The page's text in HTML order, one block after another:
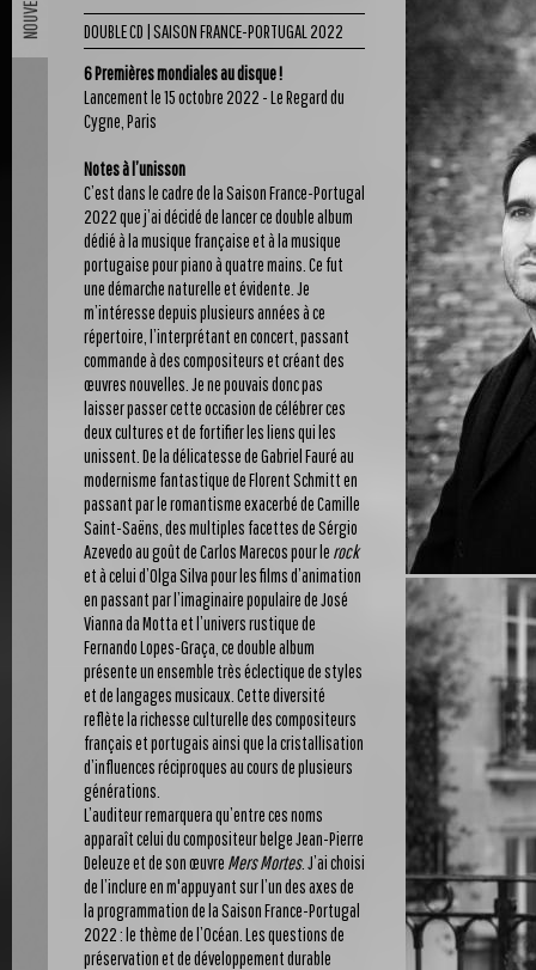
DOUBLE CD | SAISON FRANCE-PORTUGAL 2022
6 Premières mondiales au disque !
Lancement le 15 octobre 2022 - Le Regard du
Cygne, Paris
Notes à l’unisson
C’est dans le cadre de la Saison France-Portugal
2022 que j’ai décidé de lancer ce double album
dédié à la musique française et à la musique
portugaise pour piano à quatre mains. Ce fut
une démarche naturelle et évidente. Je
m’intéresse depuis plusieurs années à ce
répertoire, l’interprétant en concert, passant
commande à des compositeurs et créant des
œuvres nouvelles. Je ne pouvais donc pas
laisser passer cette occasion de célébrer ces
deux cultures et de fortifier les liens qui les
unissent. De la délicatesse de Gabriel Fauré au
modernisme fantastique de Florent Schmitt en
passant par le romantisme exacerbé de Camille
Saint-Saëns, des multiples facettes de Sérgio
Azevedo au goût de Carlos Marecos pour le rock
et à celui d’Olga Silva pour les films d’animation
en passant par l’imaginaire populaire de José
Vianna da Motta et l’univers rustique de
Fernando Lopes-Graça, ce double album
présente un ensemble très éclectique de styles
et de langages musicaux. Cette diversité
reflète la richesse culturelle des compositeurs
français et portugais ainsi que la cristallisation
d’influences réciproques au cours de plusieurs
générations.
L’auditeur remarquera qu’entre ces noms
apparaît celui du compositeur belge Jean-Pierre
Deleuze et de son œuvre Mers Mortes. J’ai choisi
de l’inclure en m'appuyant sur l’un des axes de
la programmation de la Saison France-Portugal
2022 : le thème de l’Océan. Les questions de
préservation et de développement durable